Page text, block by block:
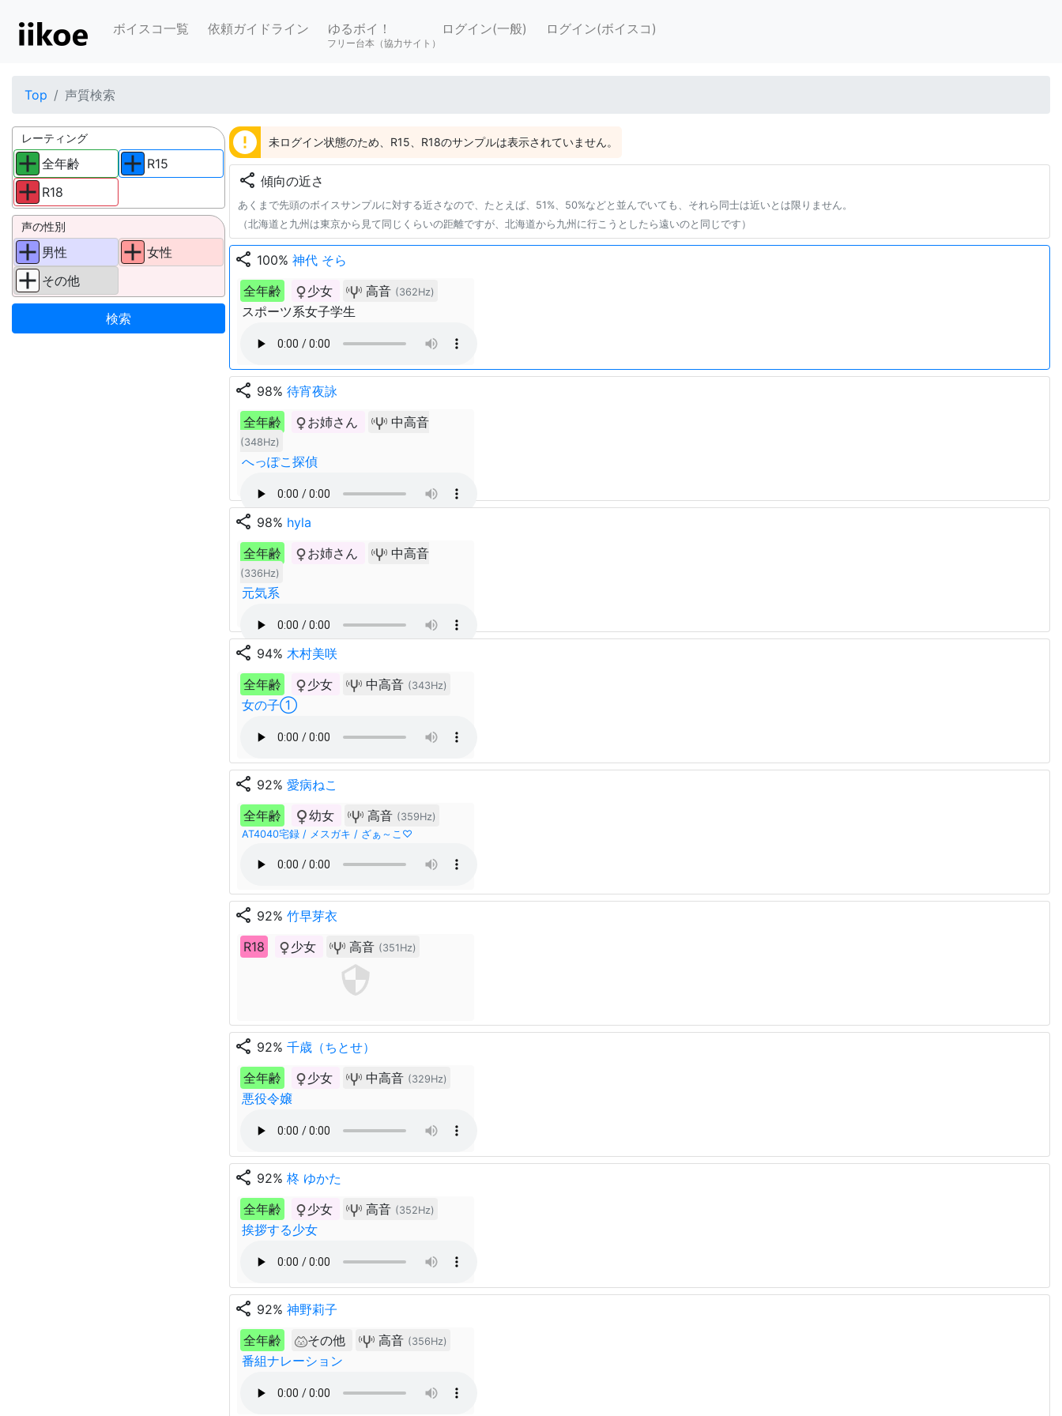
ボイスコ一覧 依頼ガイドライン ゆるボイ！
フリー台本（協力サイト）
ログイン(一般) ログイン(ボイスコ)
Top 声質検索
レーティング
全年齢
R18
R15
声の性別
男性
その他
女性
error 未ログイン状態のため、R15、R18のサンプルは表示されていません。
share 傾向の近さ
あくまで先頭のボイスサンプルに対する近さなので、たとえば、51%、50%などと並んでいても、それら同士は近いとは限りません。
（北海道と九州は東京から見て同じくらいの距離ですが、北海道から九州に行こうとしたら遠いのと同じです）
share 100% 神代 そら
全年齢
少女 高音 (362Hz)
スポーツ系女子学生
share 98% 待宵夜詠
全年齢
お姉さん 中高音
(348Hz)
へっぽこ探偵
share 98% hyla
全年齢
お姉さん 中高音
(336Hz)
元気系
share 94% 木村美咲
全年齢
少女 中高音 (343Hz)
女の子①
share 92% 愛病ねこ
全年齢
幼女 高音 (359Hz)
AT4040宅録 / メスガキ / ざぁ～こ♡
share 92% 竹早芽衣
R18
少女 高音 (351Hz)
share 92% 千歳（ちとせ）
全年齢
少女 中高音 (329Hz)
悪役令嬢
share 92% 柊 ゆかた
全年齢
少女 高音 (352Hz)
挨拶する少女
share 92% 神野莉子
全年齢
その他 高音 (356Hz)
番組ナレーション